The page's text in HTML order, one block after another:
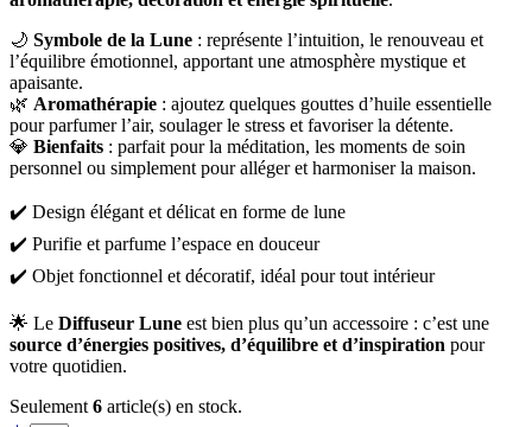
🌙 Symbole de la Lune : représente l’intuition, le renouveau et
l’équilibre émotionnel, apportant une atmosphère mystique et
apaisante.
🌿 Aromathérapie : ajoutez quelques gouttes d’huile essentielle
pour parfumer l’air, soulager le stress et favoriser la détente.
💎 Bienfaits : parfait pour la méditation, les moments de soin
personnel ou simplement pour alléger et harmoniser la maison.
✔️ Design élégant et délicat en forme de lune
✔️ Purifie et parfume l’espace en douceur
✔️ Objet fonctionnel et décoratif, idéal pour tout intérieur
🌟 Le Diffuseur Lune est bien plus qu’un accessoire : c’est une
source d’énergies positives, d’équilibre et d’inspiration pour
votre quotidien.
Seulement 6 article(s) en stock.